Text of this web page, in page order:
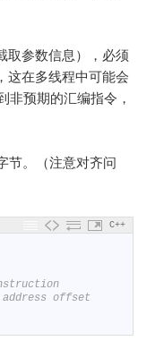
取参数信息），必须
这在多线程中可能会
预期的汇编指令，
节。（注意对齐问
C++
offset